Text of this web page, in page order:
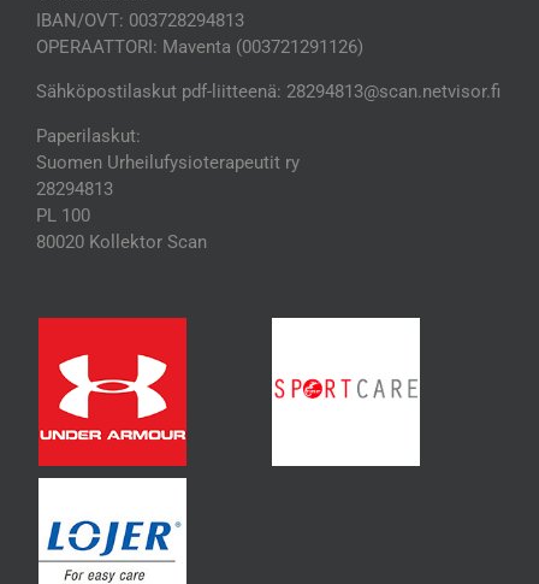
IBAN/OVT: 003728294813
OPERAATTORI: Maventa (003721291126)
Sähköpostilaskut pdf-liitteenä: 28294813@scan.netvisor.fi
Paperilaskut:
Suomen Urheilufysioterapeutit ry
28294813
PL 100
80020 Kollektor Scan